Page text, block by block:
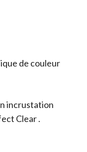
de couleur
incrustation
Clear .